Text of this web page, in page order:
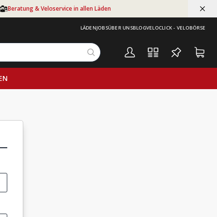
Beratung & Veloservice in allen Läden
LÄDENJOBSÜBER UNSBLOGVELOCLICK - VELOBÖRSE